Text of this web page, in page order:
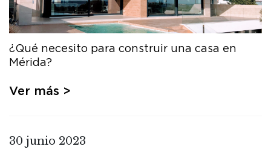
¿Qué necesito para construir una casa en
Mérida?
Ver más >
30 junio 2023